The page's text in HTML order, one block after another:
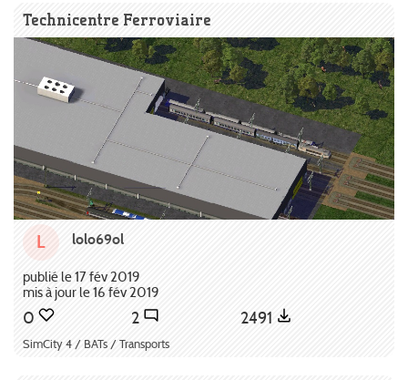
Technicentre Ferroviaire
L lolo69ol
publié le 17 fév 2019
mis à jour le 16 fév 2019
0 2 2491
SimCity 4 / BATs / Transports